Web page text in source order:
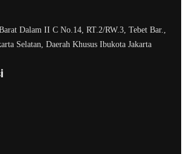
Dalam II C No.14, RT.2/RW.3, Tebet Bar.,
Selatan, Daerah Khusus Ibukota Jakarta